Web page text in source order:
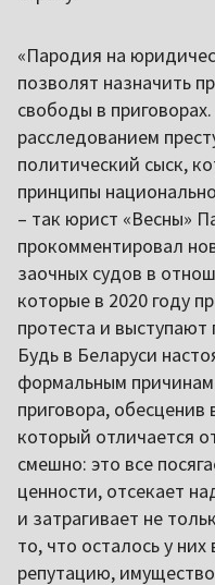
«Пародия на
позволят назначить
свободы в
расследованием
политический сыск,
принципы
– так юрист «Весны»
прокомментировал
заочных судов в
которые в 2020 году
протеста и
Будь в Беларуси
формальным
приговора,
который отличается
смешно: это все
ценности, отсекает
и затрагивает не
то, что осталось у
репутацию,